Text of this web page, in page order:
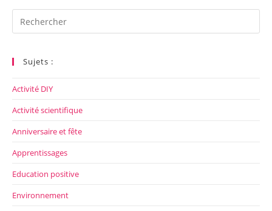
Rechercher
sur
siteSujets :
Activité DIY
Activité scientifique
Anniversaire et fête
Apprentissages
Education positive
Environnement